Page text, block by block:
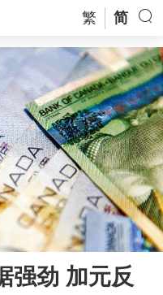
繁 简
强劲 加元反